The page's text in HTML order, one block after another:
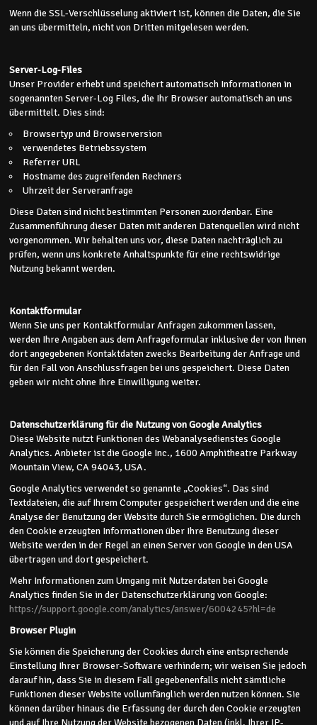
Wenn die SSL-Verschlüsselung aktiviert ist, können die Daten, die Sie
an uns übermitteln, nicht von Dritten mitgelesen werden.
Server-Log-Files
Unser Provider erhebt und speichert automatisch Informationen in
sogenannten Server-Log Files, die Ihr Browser automatisch an uns
übermittelt. Dies sind:
Browsertyp und Browserversion
verwendetes Betriebssystem
Referrer URL
Hostname des zugreifenden Rechners
Uhrzeit der Serveranfrage
Diese Daten sind nicht bestimmten Personen zuordenbar. Eine
Zusammenführung dieser Daten mit anderen Datenquellen wird nicht
vorgenommen. Wir behalten uns vor, diese Daten nachträglich zu
prüfen, wenn uns konkrete Anhaltspunkte für eine rechtswidrige
Nutzung bekannt werden.
Kontaktformular
Wenn Sie uns per Kontaktformular Anfragen zukommen lassen,
werden Ihre Angaben aus dem Anfrageformular inklusive der von Ihnen
dort angegebenen Kontaktdaten zwecks Bearbeitung der Anfrage und
für den Fall von Anschlussfragen bei uns gespeichert. Diese Daten
geben wir nicht ohne Ihre Einwilligung weiter.
Datenschutzerklärung für die Nutzung von Google Analytics
Diese Website nutzt Funktionen des Webanalysedienstes Google
Analytics. Anbieter ist die Google Inc., 1600 Amphitheatre Parkway
Mountain View, CA 94043, USA.
Google Analytics verwendet so genannte „Cookies“. Das sind
Textdateien, die auf Ihrem Computer gespeichert werden und die eine
Analyse der Benutzung der Website durch Sie ermöglichen. Die durch
den Cookie erzeugten Informationen über Ihre Benutzung dieser
Website werden in der Regel an einen Server von Google in den USA
übertragen und dort gespeichert.
Mehr Informationen zum Umgang mit Nutzerdaten bei Google
Analytics finden Sie in der Datenschutzerklärung von Google:
https://support.google.com/analytics/answer/6004245?hl=de
Browser Plugin
Sie können die Speicherung der Cookies durch eine entsprechende
Einstellung Ihrer Browser-Software verhindern; wir weisen Sie jedoch
darauf hin, dass Sie in diesem Fall gegebenenfalls nicht sämtliche
Funktionen dieser Website vollumfänglich werden nutzen können. Sie
können darüber hinaus die Erfassung der durch den Cookie erzeugten